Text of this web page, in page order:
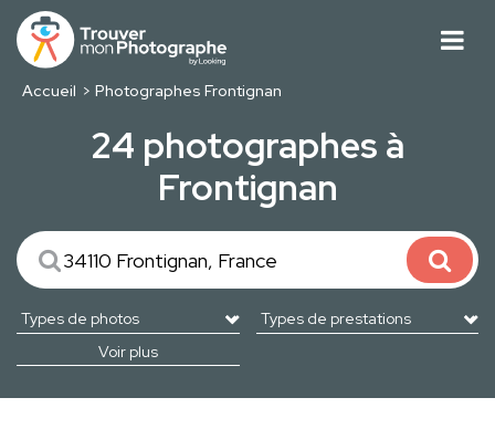
Accueil Photographes Frontignan
24 photographes à
Frontignan
Voir plus